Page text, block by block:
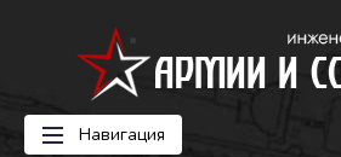
Навигация